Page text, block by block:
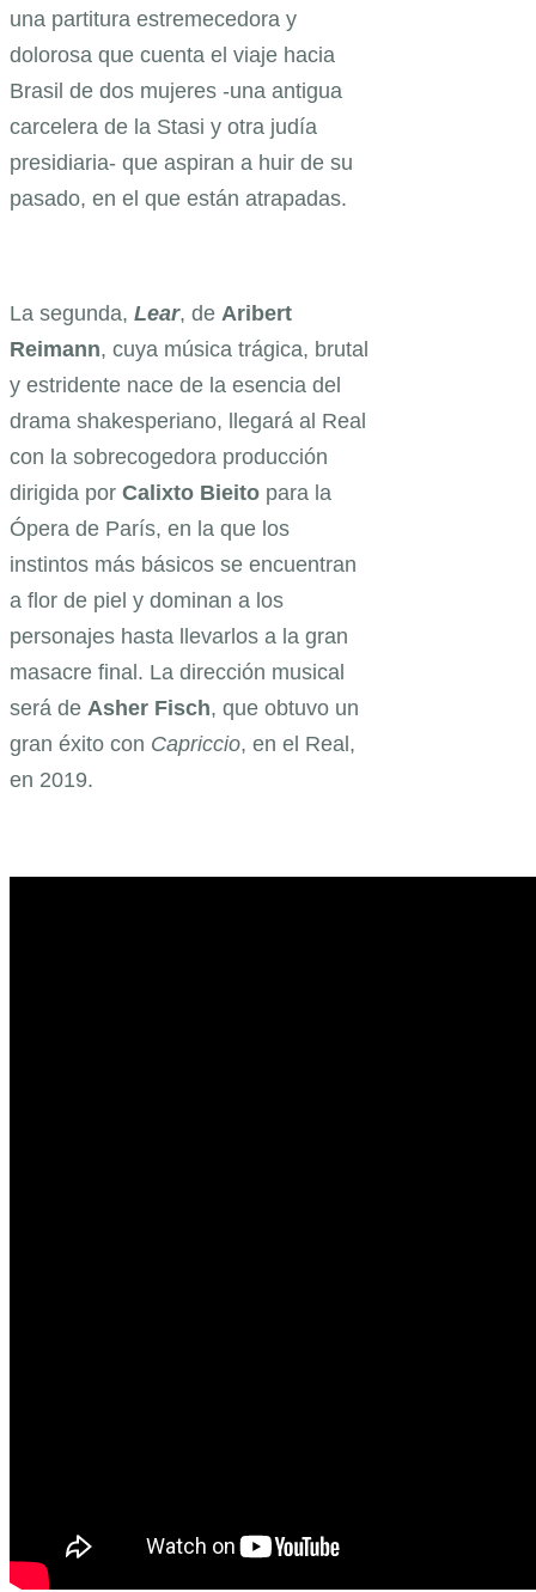
una partitura estremecedora y
dolorosa que cuenta el viaje hacia
Brasil de dos mujeres -una antigua
carcelera de la Stasi y otra judía
presidiaria- que aspiran a huir de su
pasado, en el que están atrapadas.
La segunda, Lear, de Aribert
Reimann, cuya música trágica, brutal
y estridente nace de la esencia del
drama shakesperiano, llegará al Real
con la sobrecogedora producción
dirigida por Calixto Bieito para la
Ópera de París, en la que los
instintos más básicos se encuentran
a flor de piel y dominan a los
personajes hasta llevarlos a la gran
masacre final. La dirección musical
será de Asher Fisch, que obtuvo un
gran éxito con Capriccio, en el Real,
en 2019.